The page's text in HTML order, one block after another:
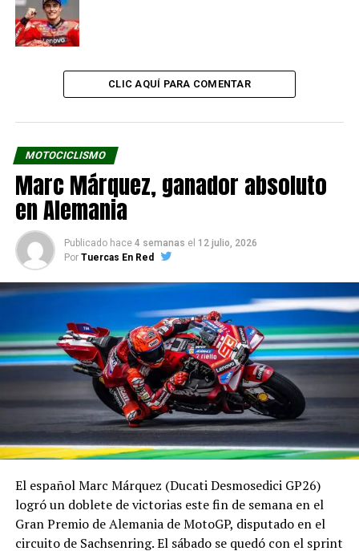
CLIC AQUÍ PARA COMENTAR
MOTOCICLISMO
Marc Márquez, ganador absoluto
en Alemania
Publicado hace 4 semanas el 12 julio, 2026
Por Tuercas En Red
El español Marc Márquez (Ducati Desmosedici GP26)
logró un doblete de victorias este fin de semana en el
Gran Premio de Alemania de MotoGP, disputado en el
circuito de Sachsenring. El sábado se quedó con el sprint